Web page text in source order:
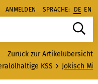
ANMELDEN SPRACHE: DE EN
Zurück zur Artikelübersicht
KSS Jokisch